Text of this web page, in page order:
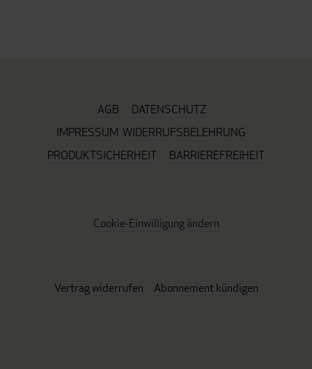
AGB
DATENSCHUTZ
IMPRESSUM WIDERRUFSBELEHRUNG
PRODUKTSICHERHEIT
BARRIEREFREIHEIT
Cookie-Einwilligung ändern
Vertrag widerrufen Abonnement kündigen